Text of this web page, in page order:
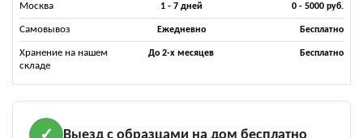
Москва 1 - 7 дней 0 - 5000 руб.
Самовывоз Ежедневно Бесплатно
Хранение на нашем
складе
До 2-х месяцев Бесплатно